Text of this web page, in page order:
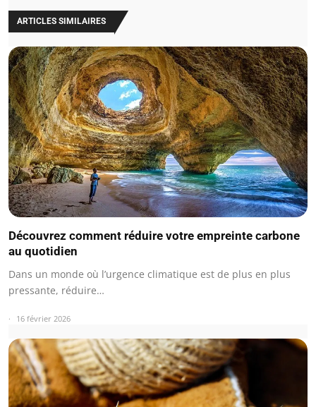
ARTICLES SIMILAIRES
Découvrez comment réduire votre empreinte carbone
au quotidien
Dans un monde où l’urgence climatique est de plus en plus
pressante, réduire…
16 février 2026